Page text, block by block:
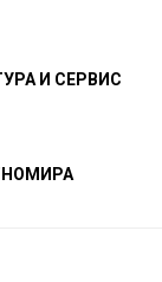
И СЕРВИС